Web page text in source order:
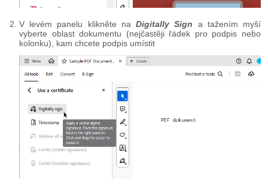
V levém panelu klikněte naDigitally Sign a tažením myší
vyberte oblast dokumentu (nejčastěji řádek pro podpis nebo
kolonku), kam chcete podpis umístit